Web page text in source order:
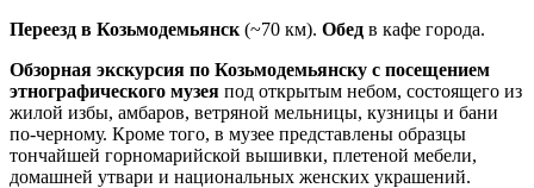
Переезд в Козьмодемьянск (~70 км). Обед в кафе города.
Обзорная экскурсия по Козьмодемьянску с посещением
этнографического музея под открытым небом, состоящего из
жилой избы, амбаров, ветряной мельницы, кузницы и бани
по-черному. Кроме того, в музее представлены образцы
тончайшей горномарийской вышивки, плетеной мебели,
домашней утвари и национальных женских украшений.